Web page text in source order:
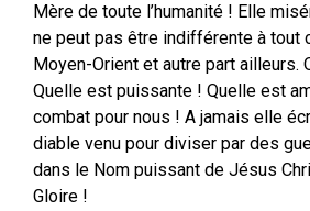
Mère de toute l’humanité ! Elle
ne peut pas être indifférente à tout
Moyen-Orient et autre part ailleurs.
Quelle est puissante ! Quelle est
combat pour nous ! A jamais elle
diable venu pour diviser par des
dans le Nom puissant de Jésus
Gloire !